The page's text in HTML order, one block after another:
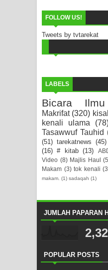
FOLLOW US!
Tweets by tvtarekat
LABELS
Bicara Ilmu
Makrifat (320)
kenali ulama
Tasawwuf Tauhid
(51) tarekatnews (45)
(16) # kitab (13)
Video (8) Majlis Haul
Makam (3) tok kenali
makam. (1) sadaqah (1)
JUMLAH PAPARAN
POPULAR POSTS